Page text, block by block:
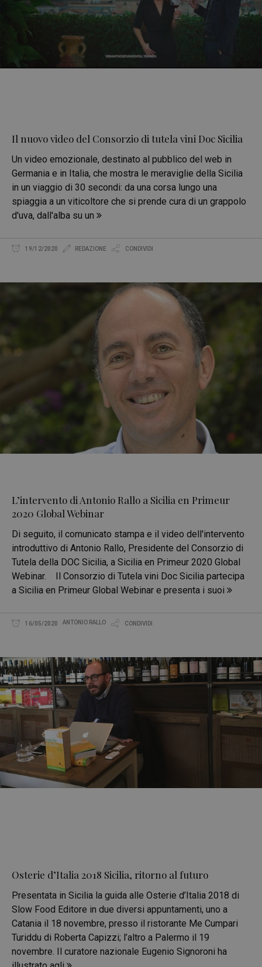
Il nuovo video del Consorzio di tutela vini Doc Sicilia
Un video emozionale, destinato al pubblico del web in
Germania e in Italia, che mostra le meraviglie della Sicilia
in un viaggio di 30 secondi: da una corsa lungo una
spiaggia a un viticoltore che si prende cura di un grappolo
d'uva, dall'alba su un
19/12/2020 REDAZIONE CONDIVIDI
L’intervento di Antonio Rallo a Sicilia en Primeur
2020 Global Webinar
Di seguito, il comunicato stampa e il video dell'intervento
introduttivo di Antonio Rallo, Presidente del Consorzio di
Tutela della DOC Sicilia, a Sicilia en Primeur 2020 Global
Webinar. Il Consorzio di Tutela vini Doc Sicilia partecipa
a Sicilia en Primeur Global Webinar e presenta i suoi
16/05/2020 ANTONIO RALLO CONDIVIDI
Osterie d’Italia 2018 Sicilia, ritorno al futuro
Presentata in Sicilia la guida alle Osterie d’Italia 2018 di
Slow Food Editore in due diversi appuntamenti, uno a
Catania il 18 novembre, presso il ristorante Me Cumpari
Turiddu di Roberta Capizzi; l’altro a Palermo il 19
novembre. Il curatore nazionale Eugenio Signoroni ha